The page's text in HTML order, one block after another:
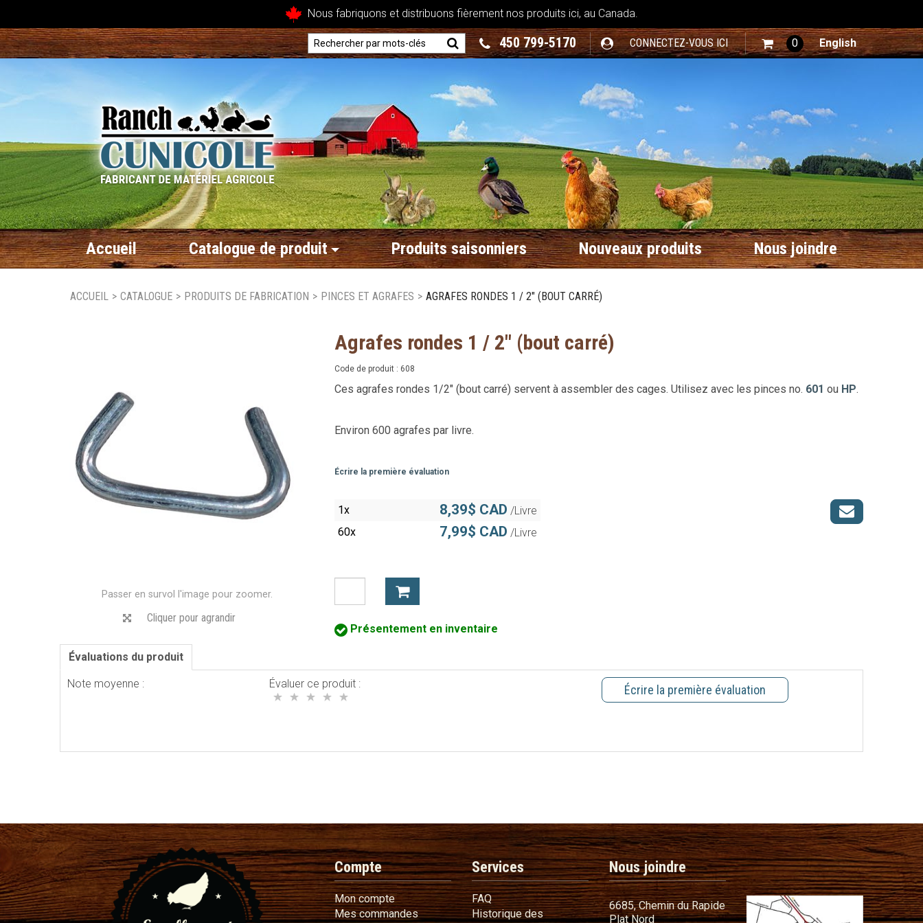
Nous fabriquons et distribuons fièrement nos produits ici, au Canada.
450 799-5170 CONNECTEZ-VOUS ICI 0 English
Accueil Catalogue de produit Produits saisonniers Nouveaux produits Nous joindre
ACCUEIL > CATALOGUE > PRODUITS DE FABRICATION > PINCES ET AGRAFES > AGRAFES RONDES 1 / 2" (BOUT CARRÉ)
Passer en survol l'image pour zoomer.
Cliquer pour agrandir
Agrafes rondes 1 / 2" (bout carré)
Code de produit : 608
Ces agrafes rondes 1/2" (bout carré) servent à assembler des cages. Utilisez avec les pinces no. 601 ou HP.
Environ 600 agrafes par livre.
Écrire la première évaluation
1x 8,39$ CAD /Livre
60x
7,99$ CAD /Livre
Présentement en inventaire
Évaluations du produit
Note moyenne : Évaluer ce produit : Écrire la première évaluation
Compte
Mon compteMon compte
Mes commandesMes commandes
Services
FAQFAQ
Historique des
Nous joindre
6685, Chemin du Rapide
Plat Nord